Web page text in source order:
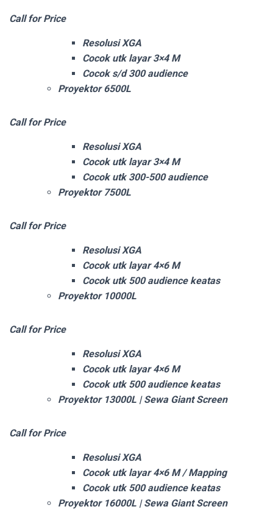
Call for Price
Resolusi XGA
Cocok utk layar 3×4 M
Cocok s/d 300 audience
Proyektor 6500L
Call for Price
Resolusi XGA
Cocok utk layar 3×4 M
Cocok utk 300-500 audience
Proyektor 7500L
Call for Price
Resolusi XGA
Cocok utk layar 4×6 M
Cocok utk 500 audience keatas
Proyektor 10000L
Call for Price
Resolusi XGA
Cocok utk layar 4×6 M
Cocok utk 500 audience keatas
Proyektor 13000L | Sewa Giant Screen
Call for Price
Resolusi XGA
Cocok utk layar 4×6 M / Mapping
Cocok utk 500 audience keatas
Proyektor 16000L | Sewa Giant Screen